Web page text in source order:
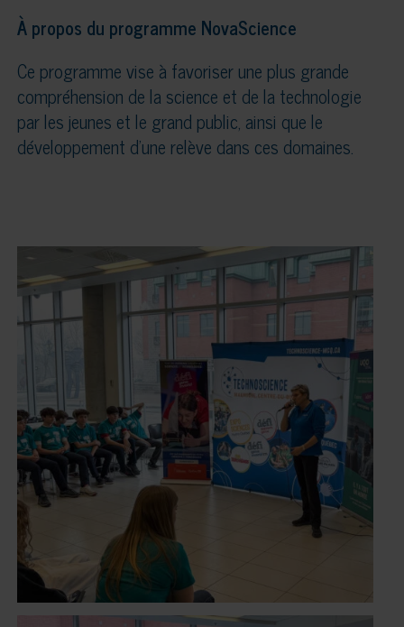
À propos du programme NovaScience
Ce programme vise à favoriser une plus grande
compréhension de la science et de la technologie
par les jeunes et le grand public, ainsi que le
développement d’une relève dans ces domaines.